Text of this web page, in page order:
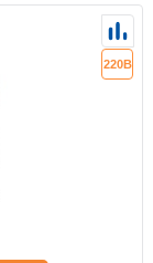
220В